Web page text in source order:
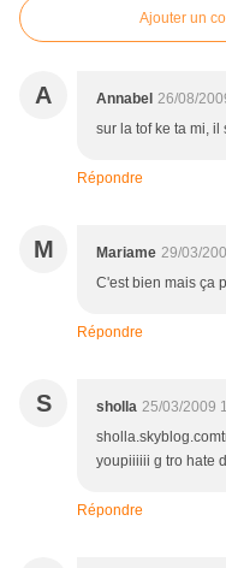
Ajouter un
A Annabel 26/08/
sur la tof ke ta mi,
Répondre
M Mariame 29/03/
C'est bien mais ça
Répondre
S sholla 25/03/2009
youpiiiiii g tro hate
Répondre